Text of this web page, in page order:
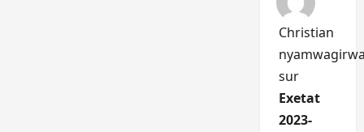
Christian
sur
Exetat
2023-